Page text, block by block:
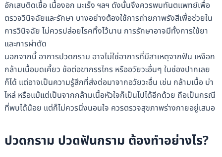
อักเสบติดเชื้อ เนื้องอก มะเร็ง ฯลฯ ดังนั้นจึงควรพบทันตแพทย์เพื่อ
ตรวจวินิจฉัยและรักษา บางอย่างต้องใช้การถ่ายภาพรังสีเพื่อช่วยใน
การวินิจฉัย ไม่ควรปล่อยโรคทิ้งไว้นาน การรักษาอาจมีทั้งการใช้ยา
และการผ่าตัด
นอกจากนี้ อาการปวดกราม อาจไม่ใช่อาการที่มีสาเหตุจากฟัน เหงือก
กล้ามเนื้อบดเคี้ยว ข้อต่อขากรรไกร หรืออวัยวะอื่นๆ ในช่องปากเลย
ก็ได้ แต่อาจเป็นความรู้สึกที่ส่งต่อมาจากอวัยวะอื่น เช่น กล้ามเนื้อ บ่า
ไหล่ หรือแม้แต่เป็นจากกล้ามเนื้อหัวใจก็เป็นไปได้อีกด้วย ถือเป็นกรณี
ที่พบได้น้อย แต่ก็ไม่ควรนิ่งนอนใจ ควรตรวจสุขภาพร่างกายอยู่เสมอ
ปวดกราม ปวดฟันกราม ต้องทำอย่างไร?